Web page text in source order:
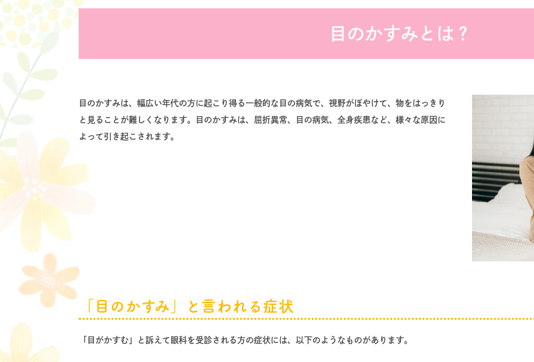
目のかすみとは？
目のかすみは、幅広い年代の方に起こり得る一般的な目の病気で、視野がぼやけて、物をはっきり
と見ることが難しくなります。目のかすみは、屈折異常、目の病気、全身疾患など、様々な原因に
よって引き起こされます。
「目のかすみ」と言われる症状
「目がかすむ」と訴えて眼科を受診される方の症状には、以下のようなものがあります。